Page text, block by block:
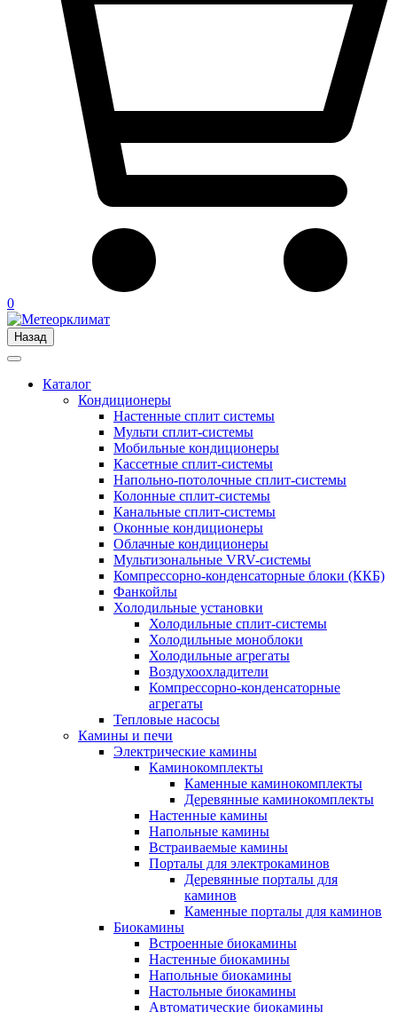
0
Назад
Каталог
Кондиционеры
Настенные сплит системы
Мульти сплит-системы
Мобильные кондиционеры
Кассетные сплит-системы
Напольно-потолочные сплит-системы
Колонные сплит-системы
Канальные сплит-системы
Оконные кондиционеры
Облачные кондиционеры
Мультизональные VRV-системы
Компрессорно-конденсаторные блоки (ККБ)
Фанкойлы
Холодильные установки
Холодильные сплит-системы
Холодильные моноблоки
Холодильные агрегаты
Воздухоохладители
Компрессорно-конденсаторные
агрегаты
Тепловые насосы
Камины и печи
Электрические камины
Каминокомплекты
Каменные каминокомплекты
Деревянные каминокомплекты
Настенные камины
Напольные камины
Встраиваемые камины
Порталы для электрокаминов
Деревянные порталы для
каминов
Каменные порталы для каминов
Биокамины
Встроенные биокамины
Настенные биокамины
Напольные биокамины
Настольные биокамины
Автоматические биокамины